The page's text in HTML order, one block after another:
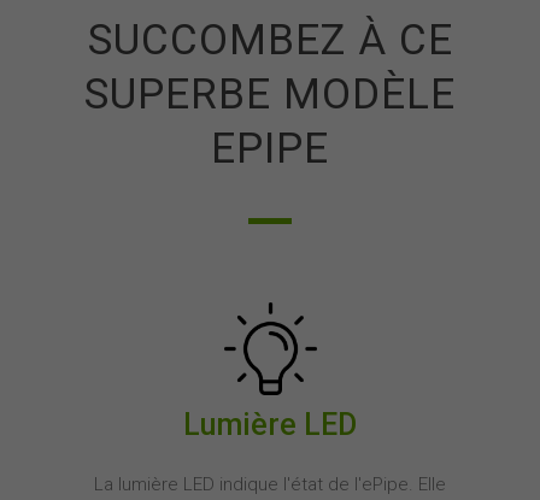
SUCCOMBEZ À CE
SUPERBE MODÈLE
EPIPE
Lumière LED
La lumière LED indique l'état de l'ePipe. Elle